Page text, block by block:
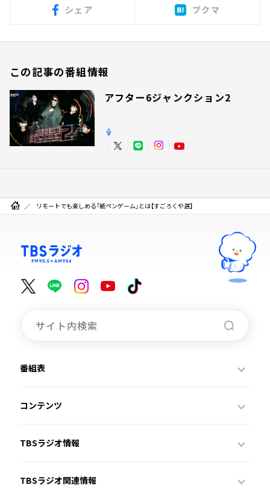
シェア ブクマ
この記事の番組情報
アフター6ジャンクション2
リモートでも楽しめる「紙ペンゲーム」とは【すごろくや選】
番組表
コンテンツ
TBSラジオ情報
TBSラジオ関連情報